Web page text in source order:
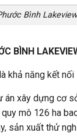
Bình
BÌNH
khả năng kết nối
án xây dựng cơ
mô 126 ha
sản xuất thử